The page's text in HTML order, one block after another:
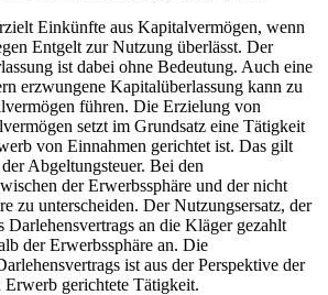
Einkünfte aus Kapitalvermögen, wenn
Entgelt zur Nutzung überlässt. Der
ist dabei ohne Bedeutung. Auch eine
erzwungene Kapitalüberlassung kann zu
führen. Die Erzielung von
setzt im Grundsatz eine Tätigkeit
von Einnahmen gerichtet ist. Das gilt
Abgeltungsteuer. Bei den
der Erwerbssphäre und der nicht
zu unterscheiden. Der Nutzungsersatz, der
Darlehensvertrags an die Kläger gezahlt
der Erwerbssphäre an. Die
ist aus der Perspektive der
gerichtete Tätigkeit.